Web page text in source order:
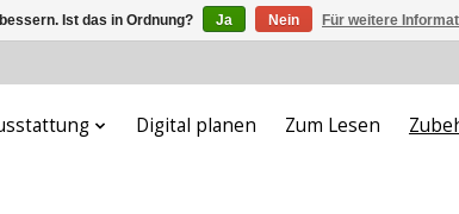
Digital planen Zum Lesen
Ist das in Ordnung? Ja Nein Für weitere